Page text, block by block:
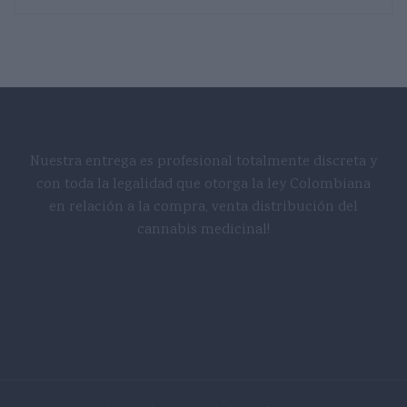
Nuestra entrega es profesional totalmente discreta y
con toda la legalidad que otorga la ley Colombiana
en relación a la compra, venta distribución del
cannabis medicinal!